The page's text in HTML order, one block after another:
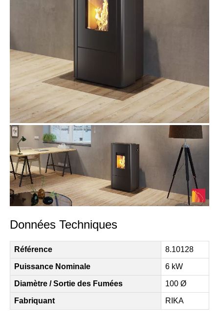
Données Techniques
Référence 8.10128
Puissance Nominale 6 kW
Diamètre / Sortie des Fumées 100 Ø
Fabriquant RIKA